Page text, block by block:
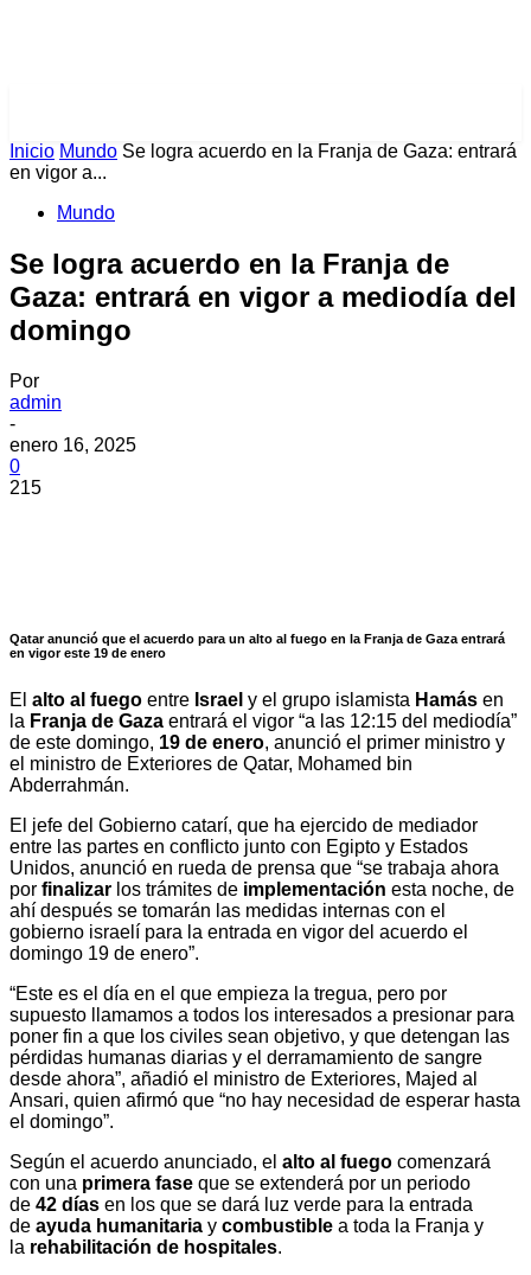
Inicio Mundo Se logra acuerdo en la Franja de Gaza: entrará
en vigor a...
Mundo
Se logra acuerdo en la Franja de
Gaza: entrará en vigor a mediodía del
domingo
Por
admin
-
enero 16, 2025
0
215
Qatar anunció que el acuerdo para un alto al fuego en la Franja de Gaza entrará
en vigor este 19 de enero
El alto al fuego entre Israel y el grupo islamista Hamás en
la Franja de Gaza entrará el vigor “a las 12:15 del mediodía”
de este domingo, 19 de enero, anunció el primer ministro y
el ministro de Exteriores de Qatar, Mohamed bin
Abderrahmán.
El jefe del Gobierno catarí, que ha ejercido de mediador
entre las partes en conflicto junto con Egipto y Estados
Unidos, anunció en rueda de prensa que “se trabaja ahora
por finalizar los trámites de implementación esta noche, de
ahí después se tomarán las medidas internas con el
gobierno israelí para la entrada en vigor del acuerdo el
domingo 19 de enero”.
“Este es el día en el que empieza la tregua, pero por
supuesto llamamos a todos los interesados a presionar para
poner fin a que los civiles sean objetivo, y que detengan las
pérdidas humanas diarias y el derramamiento de sangre
desde ahora”, añadió el ministro de Exteriores, Majed al
Ansari, quien afirmó que “no hay necesidad de esperar hasta
el domingo”.
Según el acuerdo anunciado, el alto al fuego comenzará
con una primera fase que se extenderá por un periodo
de 42 días en los que se dará luz verde para la entrada
de ayuda humanitaria y combustible a toda la Franja y
la rehabilitación de hospitales.